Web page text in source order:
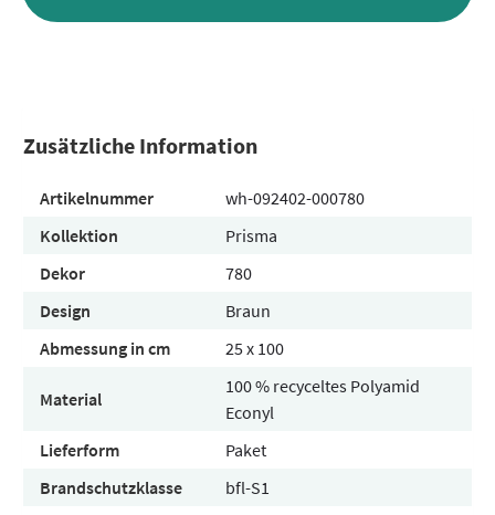
Zusätzliche Information
Artikelnummer
wh-092402-000780
Kollektion
Prisma
Dekor
780
Design
Braun
Abmessung in cm
25 x 100
Material
100 % recyceltes Polyamid
Econyl
Lieferform
Paket
Brandschutzklasse
bfl-S1